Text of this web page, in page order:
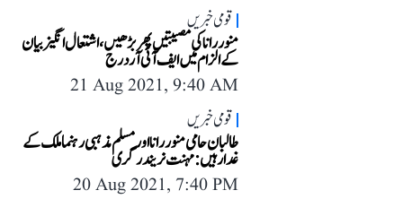
قومی خبریں
منور رانا کی مصیبتیں پھر بڑھیں، اشتعال انگیز بیان
کے الزام میں ایف آئی آر درج
21 Aug 2021, 9:40 AM
قومی خبریں
طالبان حامی منور رانا اور مسلم مذہبی رہنما ملک کے
غدار ہیں: مہنت نریندر گری
20 Aug 2021, 7:40 PM